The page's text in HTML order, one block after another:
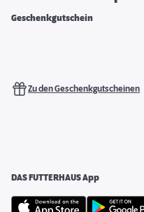
Geschenkgutschein
Zu den Geschenkgutscheinen
DAS FUTTERHAUS App